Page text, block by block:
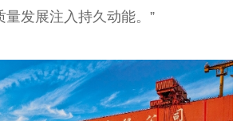
量发展注入持久动能。”